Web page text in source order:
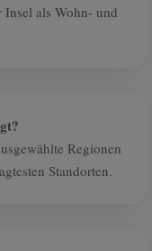
als Wohn- und
Regionen
Standorten.